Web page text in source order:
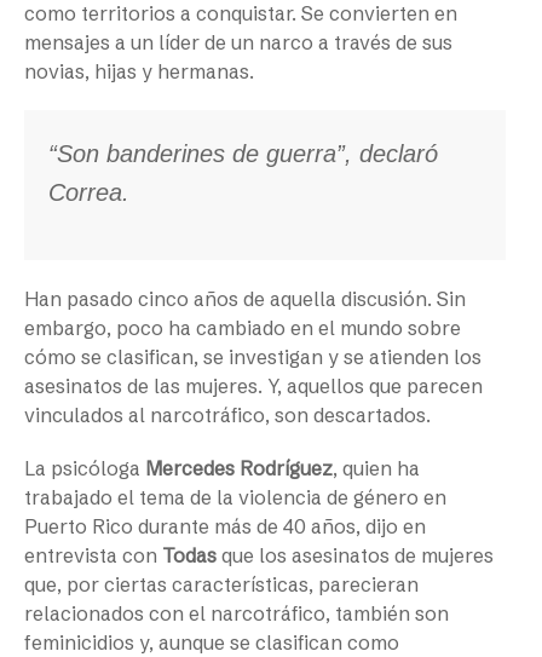
como territorios a conquistar. Se convierten en
mensajes a un líder de un narco a través de sus
novias, hijas y hermanas.
“Son banderines de guerra”, declaró
Correa.
Han pasado cinco años de aquella discusión. Sin
embargo, poco ha cambiado en el mundo sobre
cómo se clasifican, se investigan y se atienden los
asesinatos de las mujeres. Y, aquellos que parecen
vinculados al narcotráfico, son descartados.
La psicóloga Mercedes Rodríguez, quien ha
trabajado el tema de la violencia de género en
Puerto Rico durante más de 40 años, dijo en
entrevista con Todas que los asesinatos de mujeres
que, por ciertas características, parecieran
relacionados con el narcotráfico, también son
feminicidios y, aunque se clasifican como